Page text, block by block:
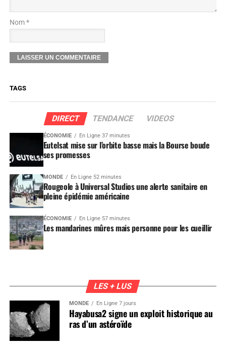
Nom *
TAGS
DIRECT TENDANCE VIDEOS
ÉCONOMIE En Ligne 37 minutes
Eutelsat mise sur l’orbite basse mais la Bourse boude
ses promesses
MONDE En Ligne 52 minutes
Rougeole à Universal Studios une alerte sanitaire en
pleine épidémie américaine
ÉCONOMIE En Ligne 57 minutes
Les mandarines mûres mais personne pour les cueillir
LES + LUS
MONDE En Ligne 7 jours
Hayabusa2 signe un exploit historique au
ras d’un astéroïde